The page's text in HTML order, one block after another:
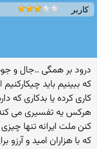
کاربر
درود بر همگی ..جال و
که ببینیم باید
کاری کرده یا بدکاری که
هرکس یه تفسیری می کنه
کنن ملت ایرانه تنها
که با هزاران امید و